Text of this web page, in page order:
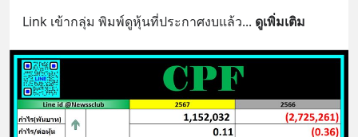
Link เข้ากลุ่ม พิมพ์ดูหุ้นที่ประกาศงบแล้ว... ดูเพิ่มเติม